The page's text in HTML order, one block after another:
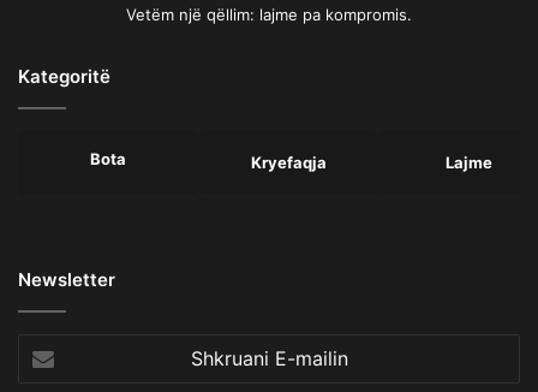
Vetëm një qëllim: lajme pa kompromis.
Kategoritë
Bota Kryefaqja Lajme
Newsletter
E-